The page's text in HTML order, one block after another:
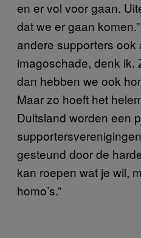
en er vol voor gaan.
dat we er gaan
andere supporters ook
imagoschade, denk ik.
dan hebben we ook
Maar zo hoeft het
Duitsland worden een
gesteund door de
kan roepen wat je wil,
homo’s.”